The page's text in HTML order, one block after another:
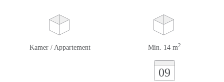
Kamer / Appartement Min. 14 m2
09